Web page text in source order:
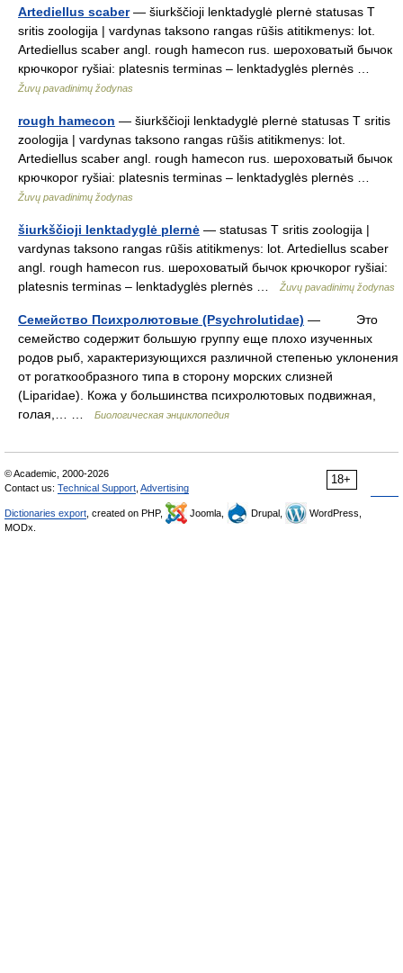
Artediellus scaber— šiurkščioji lenktadyglė plernė statusas T
sritis zoologija | vardynas taksono rangas rūšis atitikmenys: lot.
Artediellus scaber angl. rough hamecon rus. шероховатый бычок
крючкорог ryšiai: platesnis terminas – lenktadyglės plernės …
Žuvų pavadinimų žodynas
rough hamecon — šiurkščioji lenktadyglė plernė statusas T sritis
zoologija | vardynas taksono rangas rūšis atitikmenys: lot.
Artediellus scaber angl. rough hamecon rus. шероховатый бычок
крючкорог ryšiai: platesnis terminas – lenktadyglės plernės …
Žuvų pavadinimų žodynas
šiurkščioji lenktadyglė plernė — statusas T sritis zoologija |
vardynas taksono rangas rūšis atitikmenys: lot. Artediellus scaber
angl. rough hamecon rus. шероховатый бычок крючкорог ryšiai:
platesnis terminas – lenktadyglės plernės …
Žuvų pavadinimų žodynas
Семейство Психролютовые (Psychrolutidae) — Это
семейство содержит большую группу еще плохо изученных
родов рыб, характеризующихся различной степенью уклонения
от рогаткообразного типа в сторону морских слизней
(Liparidae). Кожа у большинства психролютовых подвижная,
голая,… …
Биологическая энциклопедия
18+
© Academic, 2000-2026
Contact us: Technical Support Advertising
Dictionaries export , created on PHP, Joomla, Drupal,
WordPress,
MODx.